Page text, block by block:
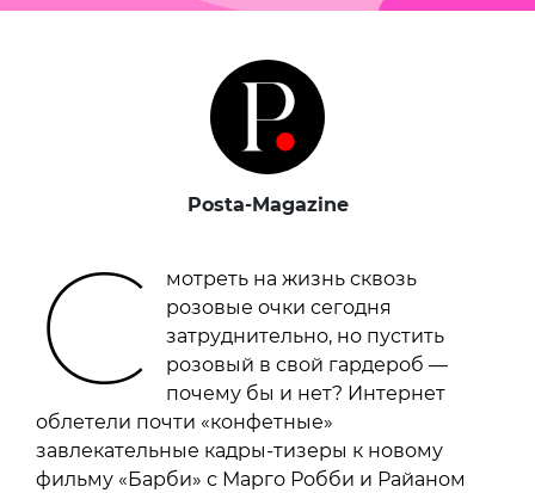
Posta-Magazine
С
мотреть на жизнь сквозь
розовые очки сегодня
затруднительно, но пустить
розовый в свой гардероб —
почему бы и нет? Интернет
облетели почти «конфетные»
завлекательные кадры-тизеры к новому
фильму «Барби» с Марго Робби и Райаном